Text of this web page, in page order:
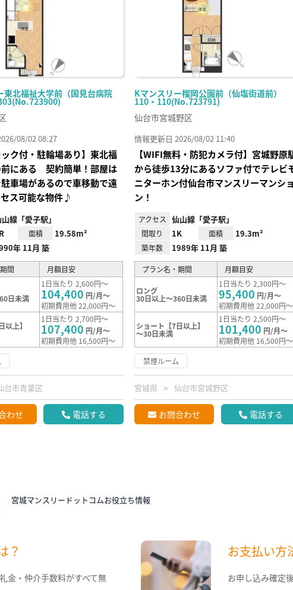
東北福祉大学前（国見台病院
08/02 08:27
ック付・駐輪場あり】東北福
前にある 契約簡単！部屋は
車場があるので車移動で遠
ス可能な物件♪
線「愛子駅」
面積 19.58m²
年 11月 築
間 月額目安
日未満
1日当たり 2,600円～
104,400 円/月～
初期費用他 22,000円～
以上】
1日当たり 2,700円～
107,400 円/月～
初期費用他 16,500円～
台市青葉区
わせ 電話する
Kマンスリー榴岡公園前（仙塩街道前）
110・110(No.723791)
仙台市宮城野区
情報更新日 2026/08/02 11:40
【WIFI無料・防犯カメラ付】宮城野原
から徒歩13分にあるソファ付でテレビ
ニターホン付仙台市マンスリーマンショ
ン！
アクセス 仙山線「愛子駅」
間取り 1K 面積 19.3m²
築年数 1989年 11月 築
プラン名・期間 月額目安
ロング
30日以上～360日未満
1日当たり 2,300円～
95,400 円/月～
初期費用他 22,000円～
ショート【7日以上】
～30日未満
1日当たり 2,500円～
101,400 円/月～
初期費用他 16,500円～
禁煙ルーム
宮城県 仙台市宮城野区
お問合わせ 電話する
宮城マンスリードットコムお役立ち情報
？
金・仲介手数料がすべて無
お支払い方
お申し込み確定